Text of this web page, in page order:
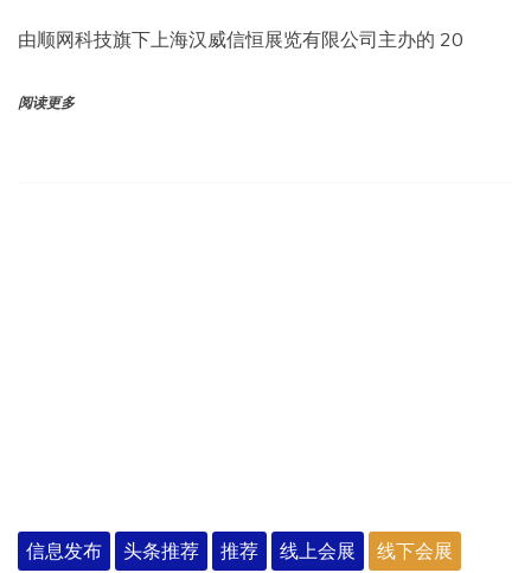
由顺网科技旗下上海汉威信恒展览有限公司主办的 20
阅读更多
信息发布 头条推荐 推荐 线上会展 线下会展